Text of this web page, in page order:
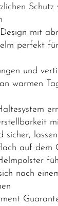
Schutz
mit
perfekt
und
warmen
sicher,
auf dem
nach